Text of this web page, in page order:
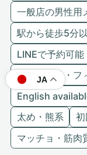
一般店の男性用
駅から徒歩5分
LINEで予約可能
ボディビル・フ
English
太め・熊系
初
マッチョ・筋肉
JA